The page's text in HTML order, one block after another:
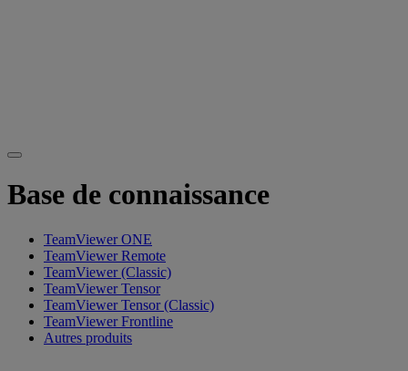
Base de connaissance
TeamViewer ONE
TeamViewer Remote
TeamViewer (Classic)
TeamViewer Tensor
TeamViewer Tensor (Classic)
TeamViewer Frontline
Autres produits